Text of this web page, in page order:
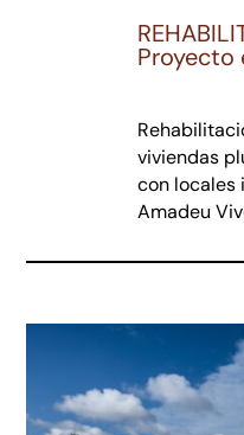
Proyecto
viviendas
con locales
Amadeu